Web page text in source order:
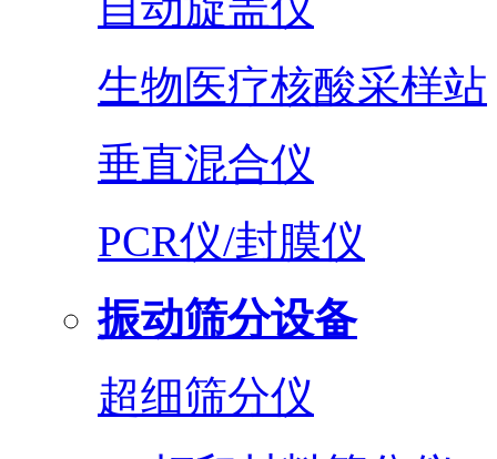
生物医疗核酸采样站
垂直混合仪
PCR仪/封膜仪
振动筛分设备
超细筛分仪